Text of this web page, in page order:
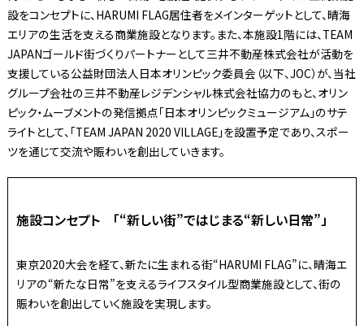
設をコンセプトに、HARUMI FLAG居住者をメインターゲットとして、晴海
エリアの生活を支える商業施設となります。また、本施設1階には、TEAM
JAPANゴールド街づくりパートナーとして三井不動産株式会社が活動を
支援している公益財団法人日本オリンピック委員会（以下、JOC）が、当社
グループ会社の三井不動産レジデンシャル株式会社協力のもと、オリン
ピック・ムーブメントの発信拠点「日本オリンピックミュージアム」のサテ
ライトとして、「TEAM JAPAN 2020 VILLAGE」を設置予定であり、スポー
ツを通じて交流や賑わいを創出していきます。
施設コンセプト 「“新しい街”ではじまる“新しい日常”」
東京2020大会を経て、新たに生まれる街“HARUMI FLAG”に、晴海エ
リアの“新たな日常”を支えるライフスタイル型商業施設として、街の
賑わいを創出していく施設を実現します。